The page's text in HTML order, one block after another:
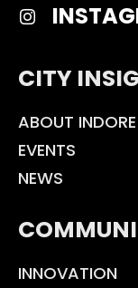
CITY
ABOUT INDORE
EVENTS
NEWS
INNOVATION